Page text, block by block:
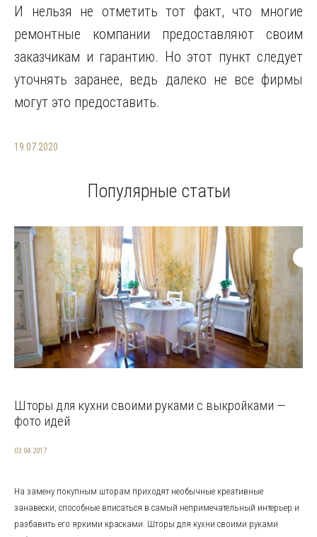
И нельзя не отметить тот факт, что многие
ремонтные компании предоставляют своим
заказчикам и гарантию. Но этот пункт следует
уточнять заранее, ведь далеко не все фирмы
могут это предоставить.
19.07.2020
Популярные статьи
Шторы для кухни своими руками с выкройками —
фото идей
03.04.2017
На замену покупным шторам приходят необычные креативные
занавески, способные вписаться в самый непримечательный интерьер и
разбавить его яркими красками. Шторы для кухни своими руками